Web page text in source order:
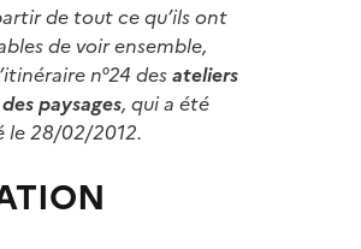
de tout ce qu’ils ont
de voir ensemble,
n°24 desateliers
paysages, qui a été
le 28/02/2012.